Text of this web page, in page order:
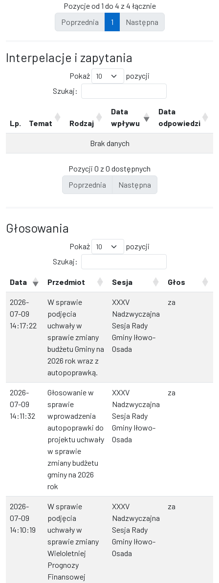
Pozycje od 1 do 4 z 4 łącznie
Poprzednia
1 Następna
Interpelacje i zapytania
Pokaż
pozycji
Szukaj:
Lp. Temat Rodzaj
Data
wpływu
Data
odpowiedzi
Brak danych
Pozycji 0 z 0 dostępnych
Poprzednia
Następna
Głosowania
Pokaż
pozycji
Szukaj:
Data Przedmiot Sesja Głos
2026-
07-09
14:17:22
W sprawie
podjęcia
uchwały w
sprawie zmiany
budżetu Gminy na
2026 rok wraz z
autopoprawką.
XXXV
Nadzwyczajna
Sesja Rady
Gminy Iłowo-
Osada
za
2026-
07-09
14:11:32
Głosowanie w
sprawie
wprowadzenia
autopoprawki do
projektu uchwały
w sprawie
zmiany budżetu
gminy na 2026
rok
XXXV
Nadzwyczajna
Sesja Rady
Gminy Iłowo-
Osada
za
2026-
07-09
14:10:19
W sprawie
podjęcia
uchwały w
sprawie zmiany
Wieloletniej
Prognozy
Finansowej
XXXV
Nadzwyczajna
Sesja Rady
Gminy Iłowo-
Osada
za